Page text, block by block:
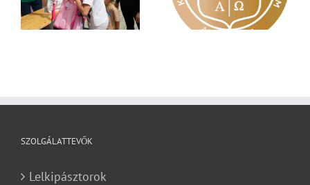
a Károli képzéseit
Zsoltárok 149
SZOLGÁLATTEVŐK
Lelkipásztorok